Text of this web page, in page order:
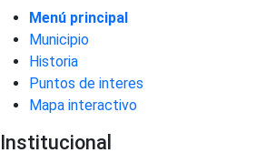
Menú principal
Municipio
Historia
Puntos de interes
Mapa interactivo
Institucional